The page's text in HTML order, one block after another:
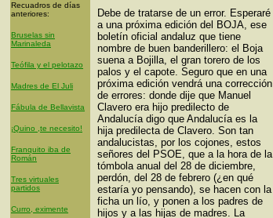
Recuadros de días
anteriores:
Bruselas sin
Marinaleda
Teófila y el pelotazo
Madres de El Juli
Fábula de Bellavista
¡Quino ,te necesito!
Franquito iba de
Román
Tres virtuales
partidos
Curro, eximente
Debe de tratarse de un error. Esperaré
a una próxima edición del BOJA, ese
boletín oficial andaluz que tiene
nombre de buen banderillero: el Boja
suena a Bojilla, el gran torero de los
palos y el capote. Seguro que en una
próxima edición vendrá una corrección
de errores: donde dije que Manuel
Clavero era hijo predilecto de
Andalucía digo que Andalucía es la
hija predilecta de Clavero. Son tan
andalucistas, por los cojones, estos
señores del PSOE, que a la hora de la
tómbola anual del 28 de diciembre,
perdón, del 28 de febrero (¿en qué
estaría yo pensando), se hacen con la
ficha un lío, y ponen a los padres de
hijos y a las hijas de madres. La